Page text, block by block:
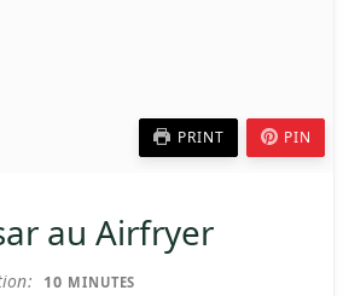
PRINT PIN
au Airfryer
10 MINUTES
MINUTES